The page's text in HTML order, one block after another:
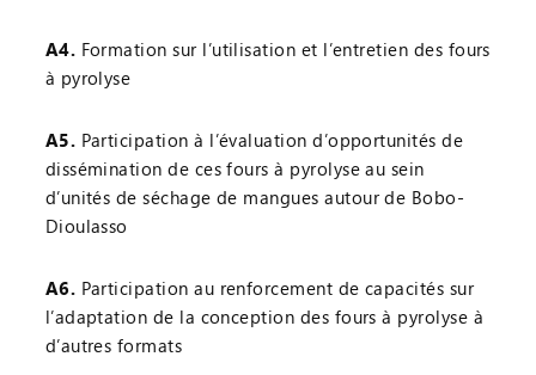
A4. Formation sur l’utilisation et l’entretien des fours
à pyrolyse
A5. Participation à l’évaluation d’opportunités de
dissémination de ces fours à pyrolyse au sein
d’unités de séchage de mangues autour de Bobo-
Dioulasso
A6. Participation au renforcement de capacités sur
l’adaptation de la conception des fours à pyrolyse à
d’autres formats